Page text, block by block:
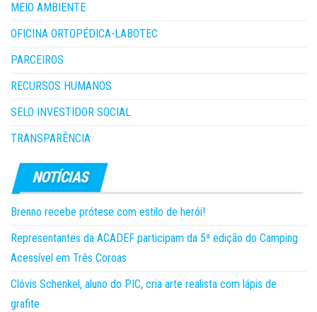
MEIO AMBIENTE
OFICINA ORTOPÉDICA-LABOTEC
PARCEIROS
RECURSOS HUMANOS
SELO INVESTIDOR SOCIAL
TRANSPARÊNCIA
Brenno recebe prótese com estilo de herói!
Representantes da ACADEF participam da 5ª edição do Camping
Acessível em Três Coroas
Clóvis Schenkel, aluno do PIC, cria arte realista com lápis de
grafite